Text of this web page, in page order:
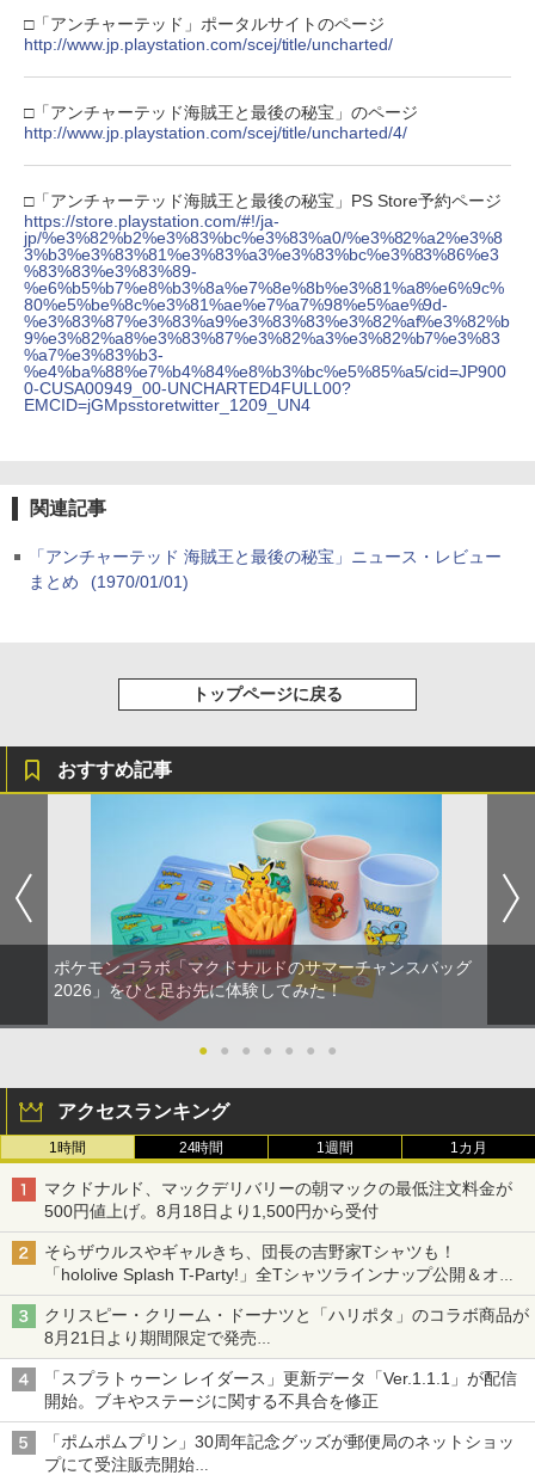
□「アンチャーテッド」ポータルサイトのページ
http://www.jp.playstation.com/scej/title/uncharted/
□「アンチャーテッド海賊王と最後の秘宝」のページ
http://www.jp.playstation.com/scej/title/uncharted/4/
□「アンチャーテッド海賊王と最後の秘宝」PS Store予約ページ
https://store.playstation.com/#!/ja-
jp/%e3%82%b2%e3%83%bc%e3%83%a0/%e3%82%a2%e3%8
3%b3%e3%83%81%e3%83%a3%e3%83%bc%e3%83%86%e3
%83%83%e3%83%89-
%e6%b5%b7%e8%b3%8a%e7%8e%8b%e3%81%a8%e6%9c%
80%e5%be%8c%e3%81%ae%e7%a7%98%e5%ae%9d-
%e3%83%87%e3%83%a9%e3%83%83%e3%82%af%e3%82%b
9%e3%82%a8%e3%83%87%e3%82%a3%e3%82%b7%e3%83
%a7%e3%83%b3-
%e4%ba%88%e7%b4%84%e8%b3%bc%e5%85%a5/cid=JP900
0-CUSA00949_00-UNCHARTED4FULL00?
EMCID=jGMpsstoretwitter_1209_UN4
関連記事
「アンチャーテッド 海賊王と最後の秘宝」ニュース・レビュー
まとめ
(1970/01/01)
トップページに戻る
おすすめ記事
ポケモンコラボ「マクドナルドのサマーチャンスバッグ
2026」をひと足お先に体験してみた！
● ● ● ● ● ● ●
アクセスランキング
1時間 24時間 1週間 1カ月
マクドナルド、マックデリバリーの朝マックの最低注文料金が
500円値上げ。8月18日より1,500円から受付
そらザウルスやギャルきち、団長の吉野家Tシャツも！
「hololive Splash T-Party!」全Tシャツラインナップ公開＆オン
ライン販売開始
クリスピー・クリーム・ドーナツと「ハリポタ」のコラボ商品が
8月21日より期間限定で発売
組分け帽子ドーナツなど見た目も楽しい商品が登場
「スプラトゥーン レイダース」更新データ「Ver.1.1.1」が配信
開始。ブキやステージに関する不具合を修正
「ポムポムプリン」30周年記念グッズが郵便局のネットショッ
プにて受注販売開始